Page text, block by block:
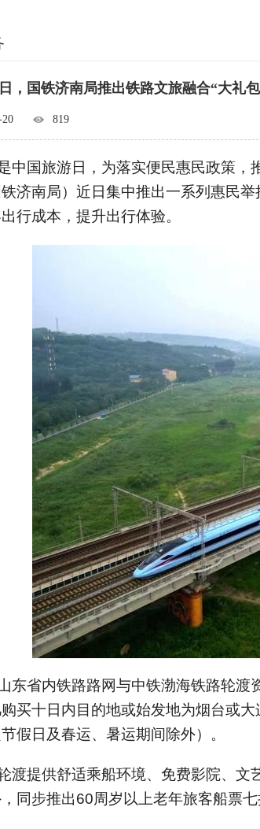
，国铁济南局推出铁路文旅融合“大礼
20 819
中国旅游日，为落实便民惠民政策，
济南局）近日集中推出一系列惠民
行成本，提升出行体验。
东省内铁路路网与中铁渤海铁路轮渡
买十日内目的地或始发地为烟台或
假日及春运、暑运期间除外）。
渡提供舒适乘船环境、免费影院、
同步推出60周岁以上老年旅客船票